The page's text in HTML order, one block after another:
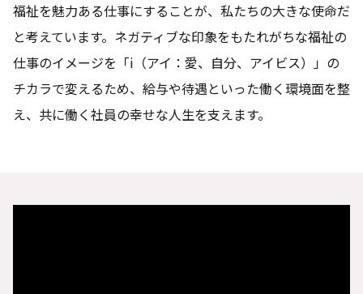
福祉を魅力ある仕事にすることが、私たちの大きな使命だ
と考えています。ネガティブな印象をもたれがちな福祉の
仕事のイメージを「i（アイ：愛、自分、アイビス）」の
チカラで変えるため、給与や待遇といった働く環境面を整
え、共に働く社員の幸せな人生を支えます。